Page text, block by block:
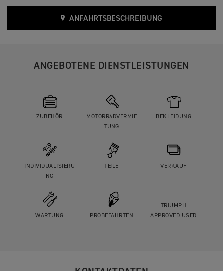
ANFAHRTSBESCHREIBUNG
ANGEBOTENE DIENSTLEISTUNGEN
ZUBEHÖR
MOTORRADVERMIE
TUNG
BEKLEIDUNG
INDIVIDUALISIERU
NG
TEILE VERKAUF
WARTUNG PROBEFAHRTEN
TRIUMPH
APPROVED USED